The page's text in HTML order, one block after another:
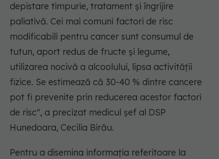
depistare timpurie, tratament şi îngrijire
paliativă. Cei mai comuni factori de risc
modificabili pentru cancer sunt consumul de
tutun, aport redus de fructe şi legume,
utilizarea nocivă a alcoolului, lipsa activităţii
fizice. Se estimează că 30-40 % dintre cancere
pot fi prevenite prin reducerea acestor factori
de risc", a precizat medicul şef al DSP
Hunedoara, Cecilia Birău.
Pentru a disemina informaţia referitoare la